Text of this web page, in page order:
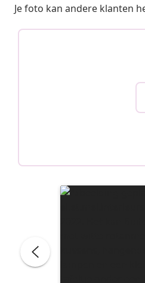
Je foto kan andere klanten